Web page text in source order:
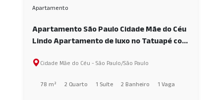
Apartamento
Apartamento São Paulo Cidade Mãe do Céu
Lindo Apartamento de luxo no Tatuapé com
Cidade Mãe do Céu - São Paulo/São Paulo
78 m² 2 Quarto 1 Suíte 2 Banheiro 1 Vaga